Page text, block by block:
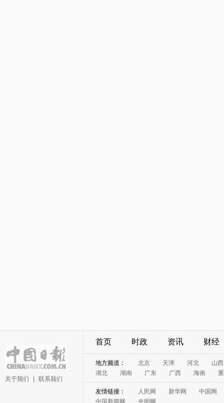
关于我们 联系我们
首页 时政 资讯 财经
地方频道： 北京 天津 河北
山西
湖北
湖南 广东 广西 海南
友情链接： 人民网 新华网
中国网
中国新闻网
光明网